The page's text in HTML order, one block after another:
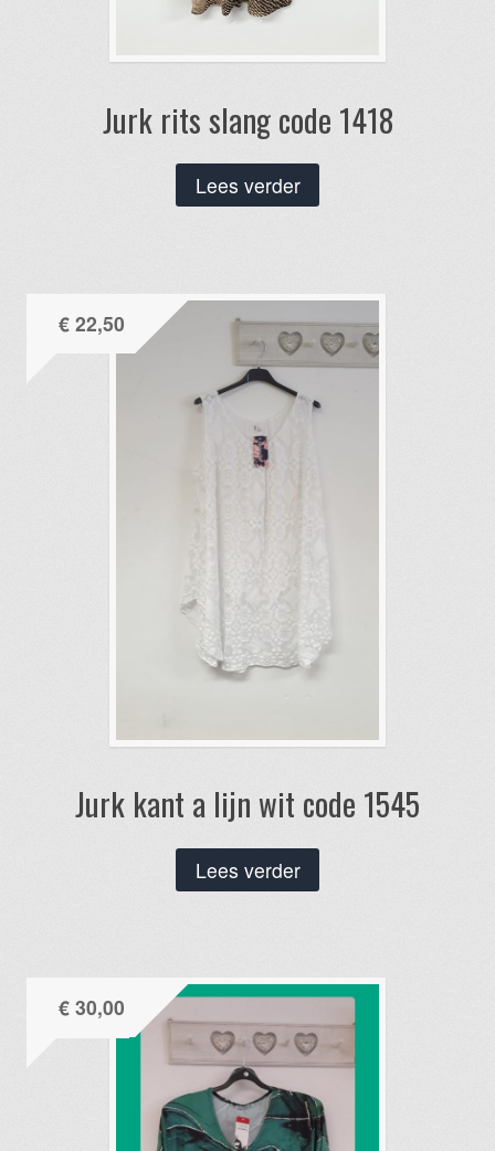
Jurk rits slang code 1418
Lees verder
Jurk kant a lijn wit code 1545
€22,50
Lees verder
€30,00